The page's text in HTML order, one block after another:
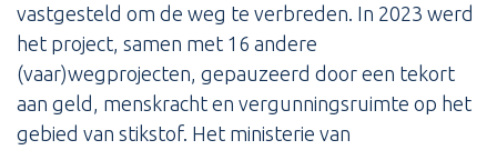
vastgesteld om de weg te verbreden. In 2023 werd
het project, samen met 16 andere
(vaar)wegprojecten, gepauzeerd door een tekort
aan geld, menskracht en vergunningsruimte op het
gebied van stikstof. Het ministerie van